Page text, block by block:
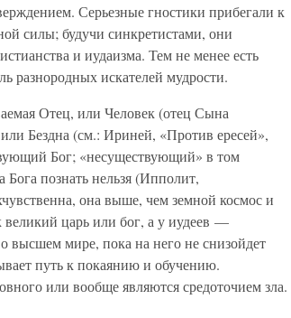
Серьезные гностики прибегали к
силы; будучи синкретистами, они
и иудаизма. Тем не менее есть
разнородных искателей мудрости.
Отец, или Человек (отец Сына
Бездна (см.: Ириней, «Против ересей»,
Бог; «несуществующий» в том
познать нельзя (Ипполит,
она выше, чем земной космос и
царь или бог, а у иудеев —
высшем мире, пока на него не снизойдет
путь к покаянию и обучению.
или вообще являются средоточием зла.